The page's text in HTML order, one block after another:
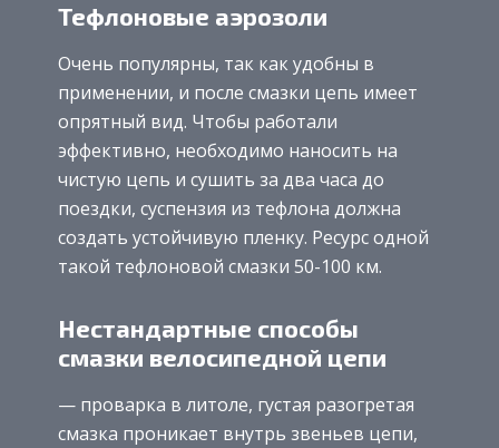
Тефлоновые аэрозоли
Очень популярны, так как удобны в
применении, и после смазки цепь имеет
опрятный вид. Чтобы работали
эффективно, необходимо наносить на
чистую цепь и сушить за два часа до
поездки, суспензия из тефлона должна
создать устойчивую пленку. Ресурс одной
такой тефлоновой смазки 50-100 км.
Нестандартные способы
смазки велосипедной цепи
— проварка в литоле, густая разогретая
смазка проникает внутрь звеньев цепи,